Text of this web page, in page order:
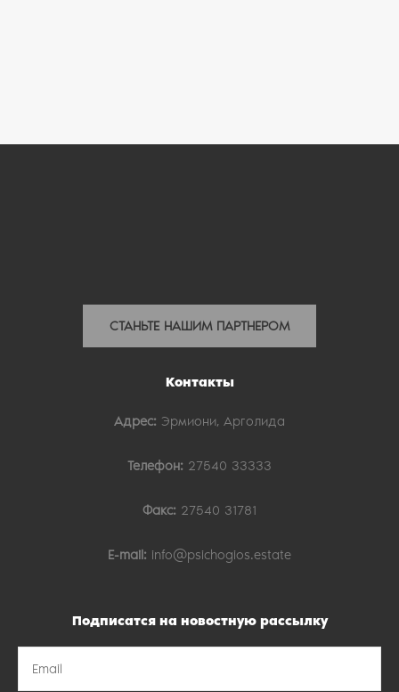
СТАНЬТЕ НАШИМ ПАРТНЕРОМ
Контакты
Адрес: Эрмиони, Арголида
Телефон: 27540 33333
Факс: 27540 31781
E-mail: info@psichogios.estate
Подписатся на новостную рассылку